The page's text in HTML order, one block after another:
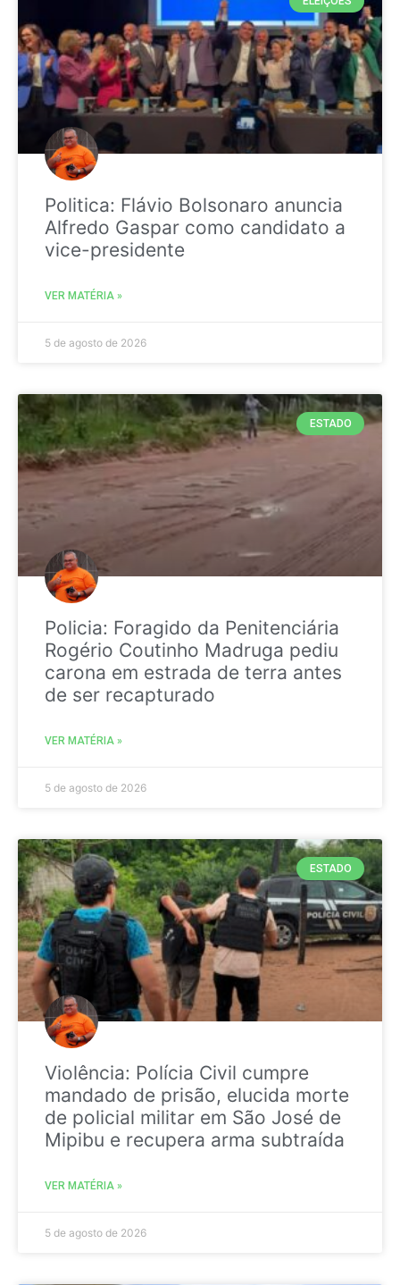
Politica: Flávio Bolsonaro anuncia
Alfredo Gaspar como candidato a
vice-presidente
VER MATÉRIA »
5 de agosto de 2026
ESTADO
Policia: Foragido da Penitenciária
Rogério Coutinho Madruga pediu
carona em estrada de terra antes
de ser recapturado
VER MATÉRIA »
5 de agosto de 2026
ESTADO
Violência: Polícia Civil cumpre
mandado de prisão, elucida morte
de policial militar em São José de
Mipibu e recupera arma subtraída
VER MATÉRIA »
5 de agosto de 2026